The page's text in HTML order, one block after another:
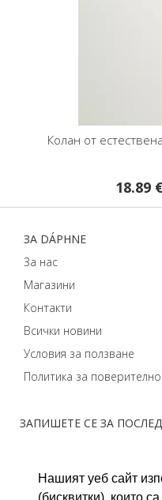
Нашият уеб сайт
Колан от
18.89
ЗАПИШЕТЕ СЕ ЗА
ЗA DÁPHNЕ
За нас
Магазини
Контакти
Всички новини
Условия за ползване
Политика за